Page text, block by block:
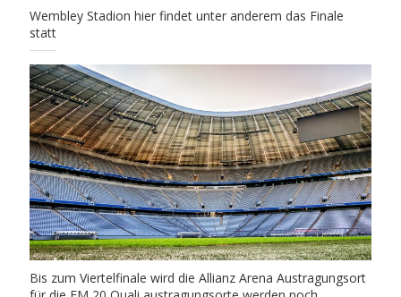
Wembley Stadion hier findet unter anderem das Finale
statt
Bis zum Viertelfinale wird die Allianz Arena Austragungsort